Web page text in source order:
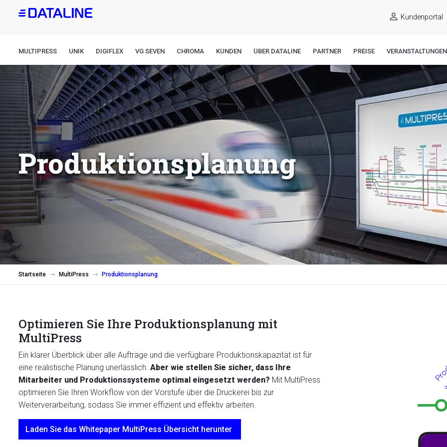
Kundenportal
MULTIPRESS UNIK DIGIFLEX VG SEVEN CHROMA KUNDEN ÜBER DATALINE PARTNER PREISE VERANSTALTUNGEN
Produktionsplanung
Startseite MultiPress Produktionsplanung
Optimieren Sie Ihre Produktionsplanung mit
MultiPress
Ein klarer Überblick über alle Aufträge und die verfügbare Produktionskapazität ist für
eine realistische Planung unerlässlich. Aber wie stellen Sie sicher, dass Ihre
Mitarbeiter und Produktionssysteme optimal eingesetzt werden? Mit MultiPress
optimieren Sie Ihren Workflow von der Vorstufe über die Druckerei bis zur
Weiterverarbeitung, sodass Sie immer effizient und effektiv arbeiten.
Laden Sie das Whitepaper MultiPress Übersicht herunter